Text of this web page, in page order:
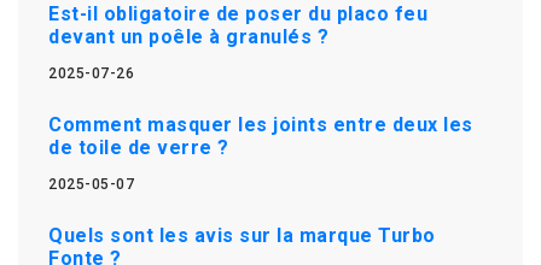
Est-il obligatoire de poser du placo feu
devant un poêle à granulés ?
2025-07-26
Comment masquer les joints entre deux les
de toile de verre ?
2025-05-07
Quels sont les avis sur la marque Turbo
Fonte ?